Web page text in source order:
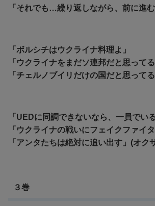
「それでも…繰り返しながら、前に進
「ボルシチはウクライナ料理よ」
「ウクライナをまだソ連邦だと思ってる
「チェルノブイリだけの国だと思って
「UEDに同調できないなら、一員でい
「ウクライナの戦いにフェイクファイ
「アンタたちは絶対に追い出す」(オク
３巻